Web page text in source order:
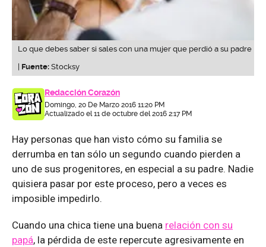
Lo que debes saber si sales con una mujer que perdió a su padre
Fuente: Stocksy
Redacción Corazón
Domingo, 20 De Marzo 2016 11:20 PM
Actualizado el 11 de octubre del 2016 2:17 PM
Hay personas que han visto cómo su familia se
derrumba en tan sólo un segundo cuando pierden a
uno de sus progenitores, en especial a su padre. Nadie
quisiera pasar por este proceso, pero a veces es
imposible impedirlo.
Cuando una chica tiene una buena relación con su
papá, la pérdida de este repercute agresivamente en